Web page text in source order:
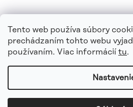
Tento web používa súbory
prechádzaním tohto webu
používaním. Viac informácií tu.
Vytvoril